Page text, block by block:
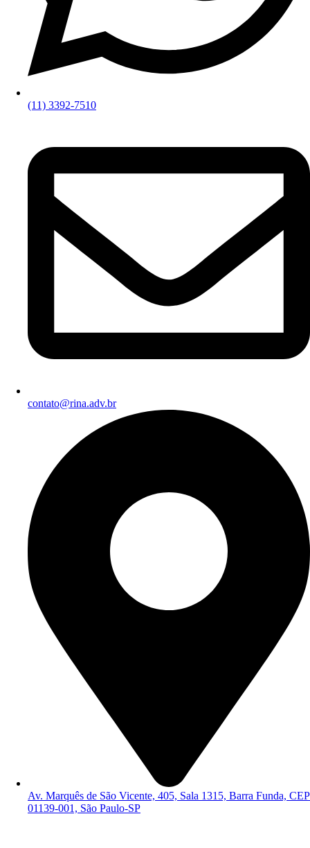
(11) 3392-7510
contato@rina.adv.br
Av. Marquês de São Vicente, 405, Sala 1315, Barra Funda, CEP
01139-001, São Paulo-SP